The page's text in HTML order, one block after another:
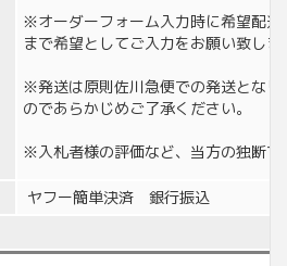
※オーダーフォーム入力時に希望配
まで希望としてご入力をお願い致しま
※発送は原則佐川急便での発送とな
のであらかじめご了承ください。
※入札者様の評価など、当方の独断
ヤフー簡単決済 銀行振込